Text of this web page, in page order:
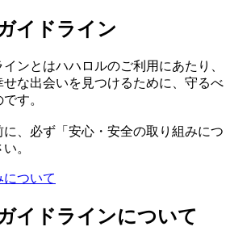
イドライン
ンとはハハロルのご利用にあたり、
な出会いを見つけるために、守るべ
す。
、必ず「安心・安全の取り組みにつ
。
ついて
イドラインについて